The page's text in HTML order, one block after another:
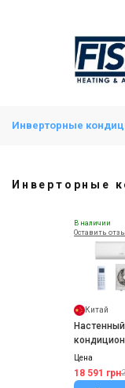
Инверторные
Инверторные
В наличии
Оставить
Китай
Настенный
Fischer FI/
Цена
18 591 грн